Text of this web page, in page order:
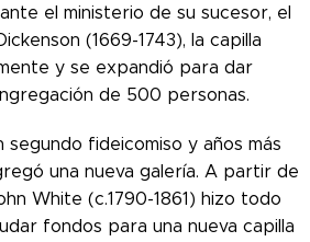
el ministerio de su sucesor, el
(1669-1743), la capilla
y se expandió para dar
de 500 personas.
segundo fideicomiso y años más
una nueva galería. A partir de
White (c.1790-1861) hizo todo
fondos para una nueva capilla